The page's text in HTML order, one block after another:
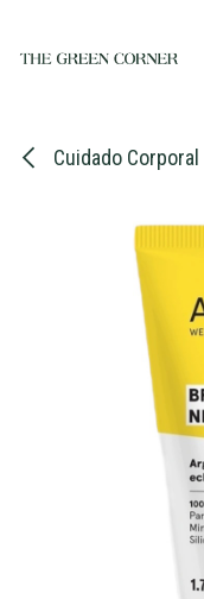
Cuidado Corporal